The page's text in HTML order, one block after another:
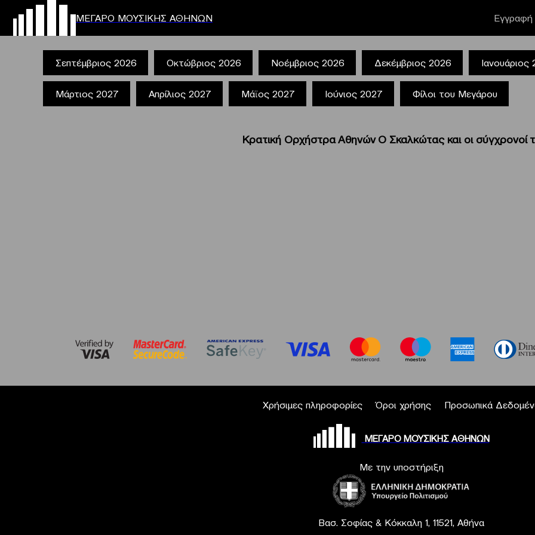
ΜΕΓΑΡΟ ΜΟΥΣΙΚΗΣ ΑΘΗΝΩΝ Εγγραφή
Σεπτέμβριος 2026 Οκτώβριος 2026 Νοέμβριος 2026 Δεκέμβριος 2026 Ιανουάριος
Μάρτιος 2027 Απρίλιος 2027 Μάϊος 2027 Ιούνιος 2027 Φίλοι του Μεγάρου
Κρατική Ορχήστρα Αθηνών Ο Σκαλκώτας και οι σύγχρονοί
Χρήσιμες πληροφορίες Όροι χρήσης Προσωπικά
ΜΕΓΑΡΟ ΜΟΥΣΙΚΗΣ ΑΘΗΝΩΝ
Με την υποστήριξη
Βασ. Σοφίας & Κόκκαλη 1, 11521, Αθήνα